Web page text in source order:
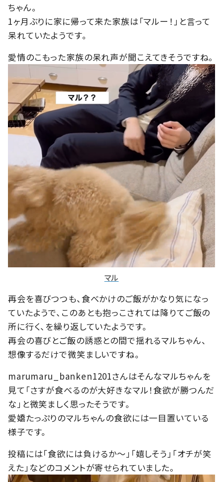
ちゃん。
1ヶ月ぶりに家に帰って来た家族は「マルー！」と言って
呆れていたようです。
愛情のこもった家族の呆れ声が聞こえてきそうですね。
マル
再会を喜びつつも、食べかけのご飯がかなり気になっ
ていたようで、このあとも抱っこされては降りてご飯の
所に行く、を繰り返していたようです。
再会の喜びとご飯の誘惑との間で揺れるマルちゃん、
想像するだけで微笑ましいですね。
marumaru_banken1201さんはそんなマルちゃんを
見て「さすが食べるのが大好きなマル！食欲が勝つんだ
な」と微笑ましく思ったそうです。
愛嬌たっぷりのマルちゃんの食欲には一目置いている
様子です。
投稿には「食欲には負けるか〜」「嬉しそう」「オチが笑
えた」などのコメントが寄せられていました。